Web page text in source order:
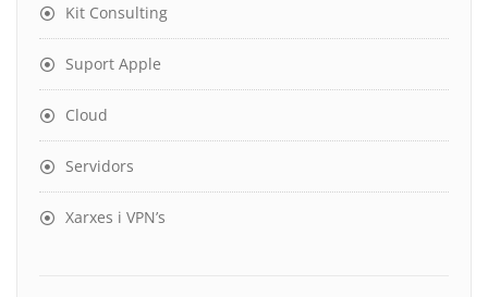
Kit Consulting
Suport Apple
Cloud
Servidors
Xarxes i VPN’s